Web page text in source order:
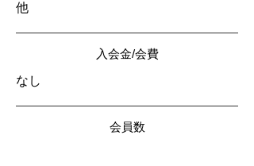
他
入会金/会費
なし
会員数